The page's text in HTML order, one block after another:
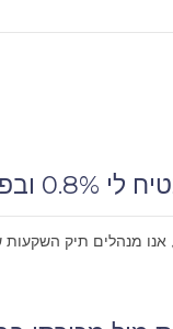
1.05% ?
הגדולים. כשחתמנו על ההסכם נאמר לנו כי דמי הניהול שיגבו